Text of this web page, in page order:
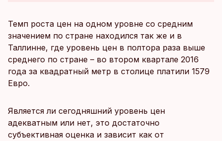
Темп роста цен на одном уровне со средним
значением по стране находился так же и в
Таллинне, где уровень цен в полтора раза выше
среднего по стране – во втором квартале 2016
года за квадратный метр в столице платили 1579
Евро.
Является ли сегодняшний уровень цен
адекватным или нет, это достаточно
субъективная оценка и зависит как от